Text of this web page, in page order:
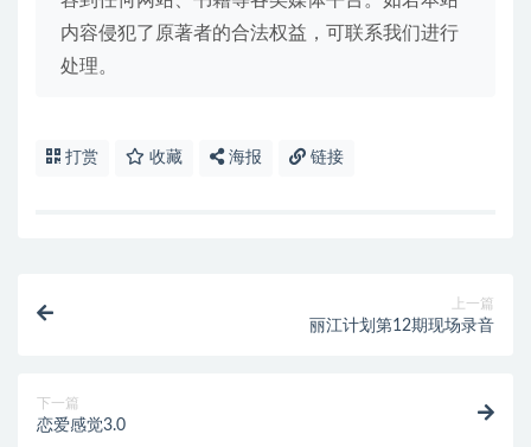
内容侵犯了原著者的合法权益，可联系我们进行
处理。
打赏 收藏 海报 链接
上一篇
丽江计划第12期现场录音
下一篇
恋爱感觉3.0